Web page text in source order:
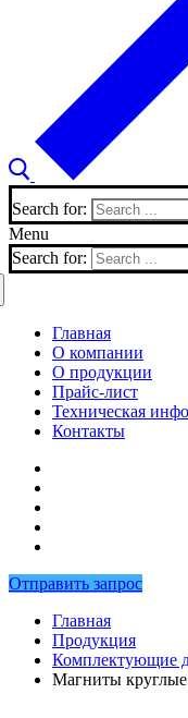
Search for:
Menu
Search for:
Главная
О компании
О продукции
Прайс-лист
Техническая
Контакты
Отправить запрос
Главная
Продукция
Комплектующие
Магниты